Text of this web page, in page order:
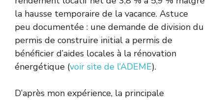
la hausse temporaire de la vacance. Astuce
peu documentée : une demande de division du
permis de construire initial a permis de
bénéficier d’aides locales à la rénovation
énergétique (voir site de l’ADEME).
D’après mon expérience, la principale